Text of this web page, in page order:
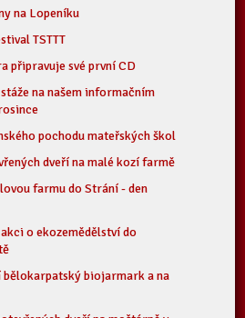
na Lopeníku
TSTTT
připravuje své první CD
na našem informačním
pochodu mateřských škol
dveří na malé kozí farmě
farmu do Strání - den
o ekozemědělství do
bělokarpatský biojarmark a na